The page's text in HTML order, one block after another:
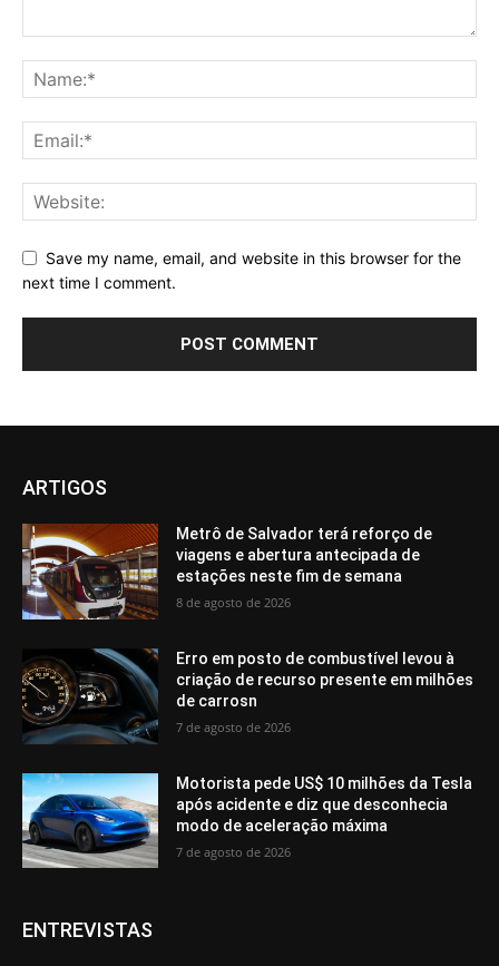
Save my name, email, and website in this browser for the
next time I comment.
ARTIGOS
Metrô de Salvador terá reforço de
viagens e abertura antecipada de
estações neste fim de semana
8 de agosto de 2026
Erro em posto de combustível levou à
criação de recurso presente em milhões
de carrosn
7 de agosto de 2026
Motorista pede US$ 10 milhões da Tesla
após acidente e diz que desconhecia
modo de aceleração máxima
7 de agosto de 2026
ENTREVISTAS